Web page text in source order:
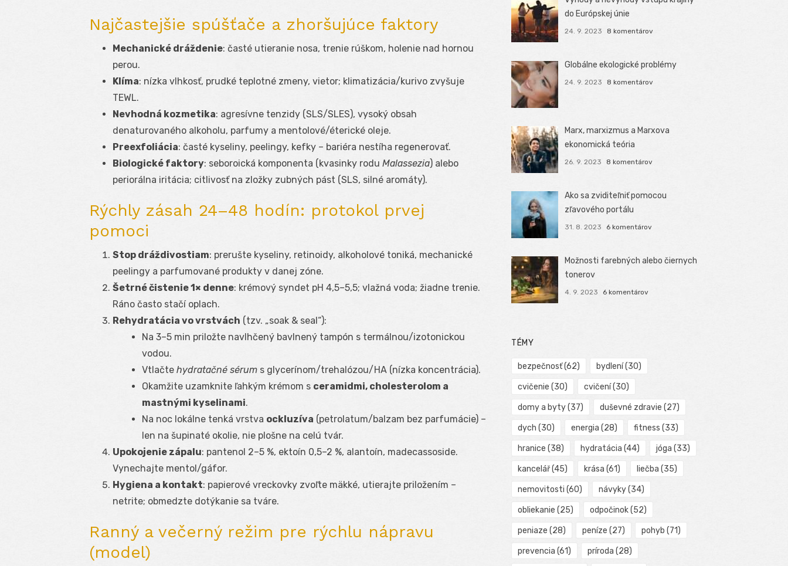
Najčastejšie spúšťače a zhoršujúce faktory
Mechanické dráždenie: časté utieranie nosa, trenie rúškom, holenie nad hornou
perou.
Klíma: nízka vlhkosť, prudké teplotné zmeny, vietor; klimatizácia/kurivo zvyšuje
TEWL.
Nevhodná kozmetika: agresívne tenzidy (SLS/SLES), vysoký obsah
denaturovaného alkoholu, parfumy a mentolové/éterické oleje.
Preexfoliácia: časté kyseliny, peelingy, kefky – bariéra nestíha regenerovať.
Biologické faktory: seboroická komponenta (kvasinky rodu Malassezia) alebo
periorálna iritácia; citlivosť na zložky zubných pást (SLS, silné aromáty).
Rýchly zásah 24–48 hodín: protokol prvej
pomoci
Stop dráždivostiam: prerušte kyseliny, retinoidy, alkoholové toniká, mechanické
peelingy a parfumované produkty v danej zóne.
Šetrné čistenie 1× denne: krémový syndet pH 4,5–5,5; vlažná voda; žiadne trenie.
Ráno často stačí oplach.
Rehydratácia vo vrstvách (tzv. „soak & seal“):
Na 3–5 min priložte navlhčený bavlnený tampón s termálnou/izotonickou
vodou.
Vtlačte hydratačné sérum s glycerínom/trehalózou/HA (nízka koncentrácia).
Okamžite uzamknite ľahkým krémom s ceramidmi, cholesterolom a
mastnými kyselinami.
Na noc lokálne tenká vrstva ockluzíva (petrolatum/balzam bez parfumácie) –
len na šupinaté okolie, nie plošne na celú tvár.
Upokojenie zápalu: pantenol 2–5 %, ektoín 0,5–2 %, alantoín, madecassoside.
Vynechajte mentol/gáfor.
Hygiena a kontakt: papierové vreckovky zvoľte mäkké, utierajte priložením –
netrite; obmedzte dotýkanie sa tváre.
Ranný a večerný režim pre rýchlu nápravu
(model)
do Európskej únie
24. 9. 2023 8 komentárov
Globálne ekologické problémy
24. 9. 2023 8 komentárov
Marx, marxizmus a Marxova
ekonomická teória
26. 9. 2023 8 komentárov
Ako sa zviditeľniť pomocou
zľavového portálu
31. 8. 2023 6 komentárov
Možnosti farebných alebo čiernych
tonerov
4. 9. 2023 6 komentárov
TÉMY
bezpečnosť(62) bydlení(30)
cvičenie (30) cvičení(30)
domy a byty(37) duševné zdravie (27)
dych (30) energia (28) fitness (33)
hranice (38) hydratácia (44) jóga (33)
kancelář(45) krása (61) liečba (35)
nemovitosti (60) návyky(34)
obliekanie (25) odpočinok(52)
peniaze (28) peníze (27) pohyb (71)
prevencia (61) príroda (28)